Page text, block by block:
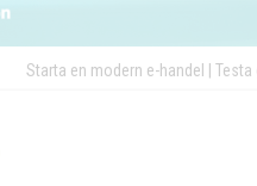
Starta en modern e-handel | Testa